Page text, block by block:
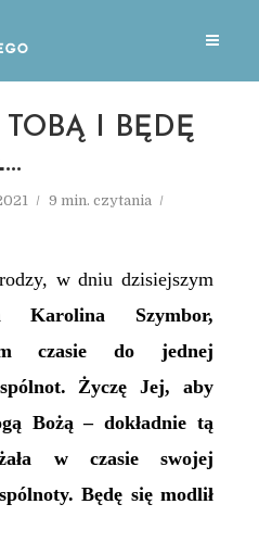
I BĘDĘ
9 min. czytania
w dniu dzisiejszym
Karolina Szymbor,
czasie do jednej
Życzę Jej, aby
Bożą – dokładnie tą
w czasie swojej
Będę się modlił